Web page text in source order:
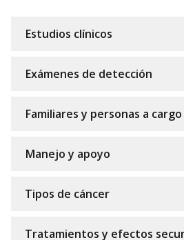
Estudios clínicos
Exámenes de detección
Familiares y personas a
Manejo y apoyo
Tipos de cáncer
Tratamientos y efectos